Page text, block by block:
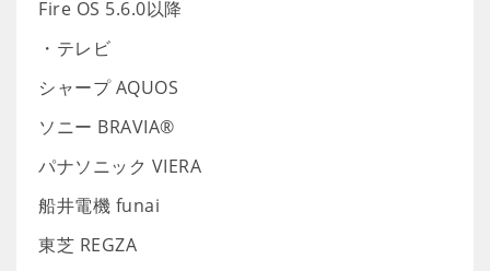
Fire OS 5.6.0以降
・テレビ
シャープ AQUOS
ソニー BRAVIA®
パナソニック VIERA
船井電機 funai
東芝 REGZA